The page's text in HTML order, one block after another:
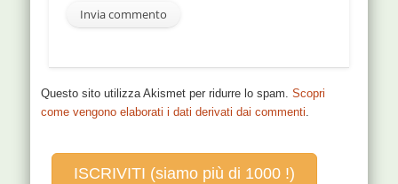
Questo sito utilizza Akismet per ridurre lo spam.Scopri
come vengono elaborati i dati derivati dai commenti.
ISCRIVITI (siamo più di 1000 !)